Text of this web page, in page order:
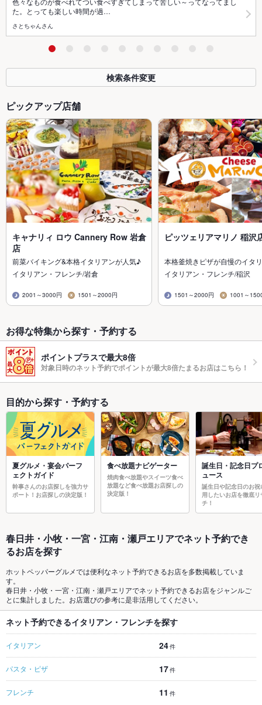
た。とっても楽しい時間が過…
さとちゃんさん
検索条件変更
ピックアップ店舗
キャナリィ ロウ Cannery Row 岩倉
店
前菜バイキング&本格イタリアンが人気♪
イタリアン・フレンチ/岩倉
2001～3000円 1501～2000円
ピッツェリアマリノ 稲沢
本格釜焼きピザが自慢のイタ
イタリアン・フレンチ/稲沢
1501～2000円 1001～
お得な特集から探す・予約する
ポイントプラスで最大8倍
対象日時のネット予約でポイントが最大8倍たまるお店はこちら！
目的から探す・予約する
夏グルメ・宴会パーフ
ェクトガイド
幹事さんのお店探しを強力サ
ポート！お店探しの決定版！
食べ放題ナビゲーター
焼肉食べ放題やスイーツ食べ
放題など食べ放題お店探しの
決定版！
誕生日・記念日プ
ュース
誕生日や記念日のお祝
用したいお店を徹底リ
チ！
春日井・小牧・一宮・江南・瀬戸エリアでネット予約でき
るお店を探す
ホットペッパーグルメでは便利なネット予約できるお店を多数掲載していま
す。
春日井・小牧・一宮・江南・瀬戸エリアでネット予約できるお店をジャンルご
とに集計しました。お店選びの参考に是非活用してください。
ネット予約できるイタリアン・フレンチを探す
イタリアン 24件
パスタ・ピザ 17件
フレンチ 11 件